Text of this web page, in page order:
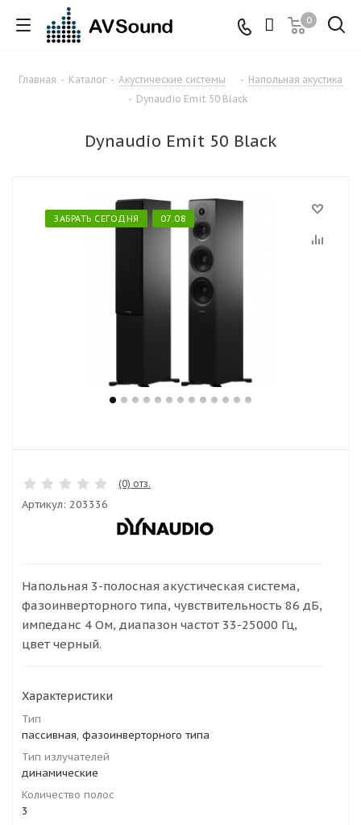
0
Главная - Каталог - Акустические системы - Напольная акустика
- Dynaudio Emit 50 Black
Dynaudio Emit 50 Black
ЗАБРАТЬ СЕГОДНЯ 07.08
(0) отз.
Артикул: 203336
Напольная 3-полосная акустическая система,
фазоинверторного типа, чувствительность 86 дБ,
импеданс 4 Ом, диапазон частот 33-25000 Гц,
цвет черный.
Характеристики
Тип
пассивная, фазоинверторного типа
Тип излучателей
динамические
Количество полос
3